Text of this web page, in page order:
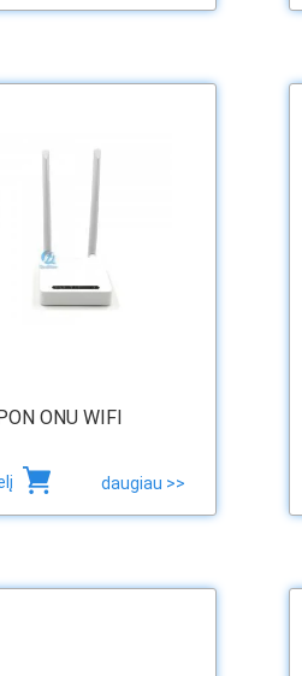
ONU WIFI
daugiau >>